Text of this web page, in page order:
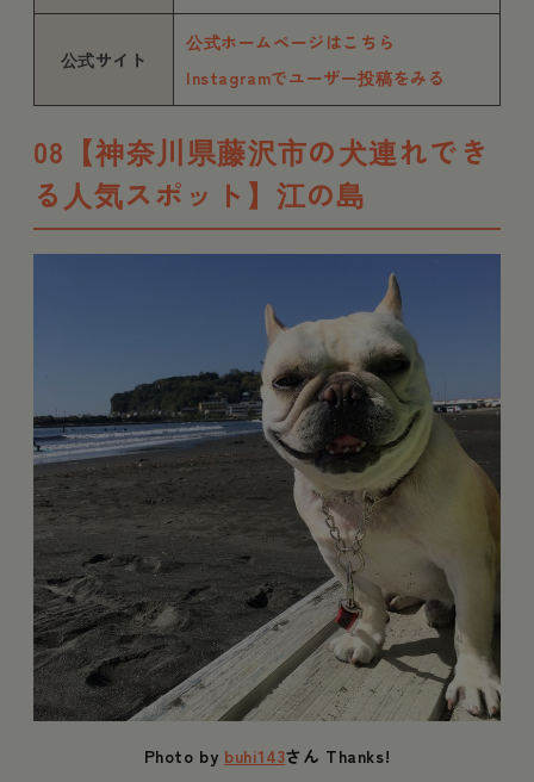
公式サイト
公式ホームページはこちら
Instagramでユーザー投稿をみる
08【神奈川県藤沢市の犬連れでき
る人気スポット】江の島
Photo by buhi143さん Thanks!